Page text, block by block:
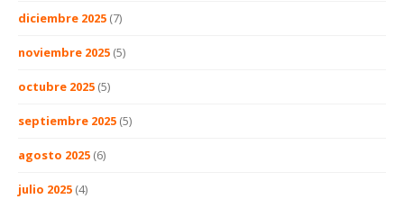
diciembre 2025 (7)
noviembre 2025 (5)
octubre 2025 (5)
septiembre 2025 (5)
agosto 2025 (6)
julio 2025 (4)